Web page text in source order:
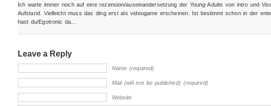
Ich warte immer noch auf eine rezension/auseinandersetzung der Young-Adults von intro und
Aufstand. Vielleicht muss das ding erst als videogame erscheinen. Ist bestimmt schon in der
hast du/Egotronic da…
Leave a Reply
Name (required)
Mail (will not be published) (required)
Website